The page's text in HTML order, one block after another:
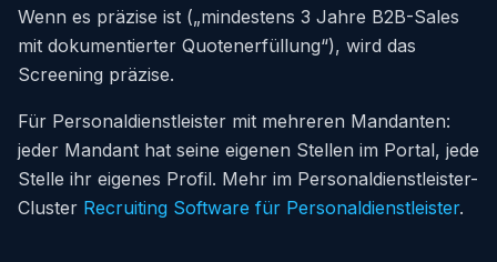
Wenn es präzise ist („mindestens 3 Jahre B2B-Sales
mit dokumentierter Quotenerfüllung“), wird das
Screening präzise.
Für Personaldienstleister mit mehreren Mandanten:
jeder Mandant hat seine eigenen Stellen im Portal, jede
Stelle ihr eigenes Profil. Mehr im Personaldienstleister-
Cluster Recruiting Software für Personaldienstleister.